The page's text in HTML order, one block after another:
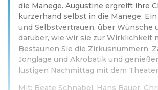
die Manege. Augustine ergreift ihre
kurzerhand selbst in die Manege.
und Selbstvertrauen, über Wünsche
darüber, wie wir sie zur Wirklichkeit
Bestaunen Sie die Zirkusnummern,
Jonglage und Akrobatik und
lustigen Nachmittag mit dem
Mit: Beate Schnabel, Hans Bauer,